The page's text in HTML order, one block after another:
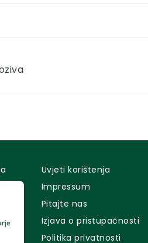
Uvjeti korištenja
Impressum
Pitajte nas
Izjava o pristupačnosti
Politika privatnosti